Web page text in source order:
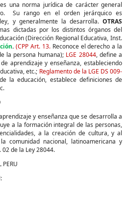
es una norma jurídica de carácter general
Su rango en el orden jerárquico es
y generalmente la desarrolla. OTRAS
dictadas por los distintos órganos del
(Dirección Regional Educativa, Inst.
. (CPP Art. 13.Reconoce el derecho a la
la persona humana); LGE 28044, define a
aprendizaje y enseñanza, estableciendo
etc.; Reglamento de la LGE DS 009-
la educación, establece definiciones de
y enseñanza que se desarrolla a
a la formación integral de las personas,
a la creación de cultura, y al
comunidad nacional, latinoamericana y
de la Ley 28044.
PERU